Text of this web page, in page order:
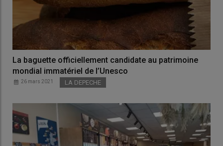
La baguette officiellement candidate au patrimoine
mondial immatériel de l’Unesco
26 mars 2021 LA DEPECHE